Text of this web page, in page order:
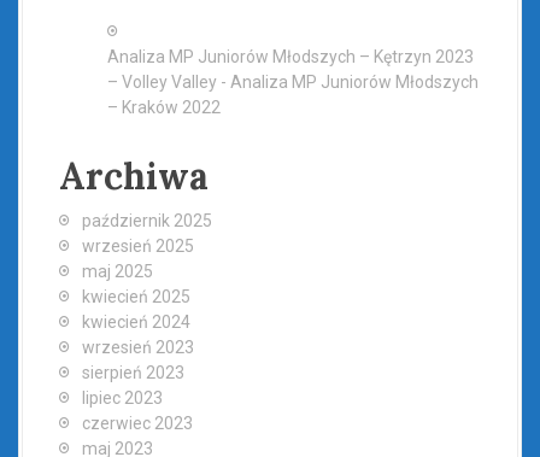
Analiza MP Juniorów Młodszych – Kętrzyn 2023
– Volley Valley - Analiza MP Juniorów Młodszych
– Kraków 2022
Archiwa
październik 2025
wrzesień 2025
maj 2025
kwiecień 2025
kwiecień 2024
wrzesień 2023
sierpień 2023
lipiec 2023
czerwiec 2023
maj 2023